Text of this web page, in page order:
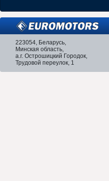
223054, Беларусь,
Минская область,
а.г. Острошицкий Городок,
Трудовой переулок, 1